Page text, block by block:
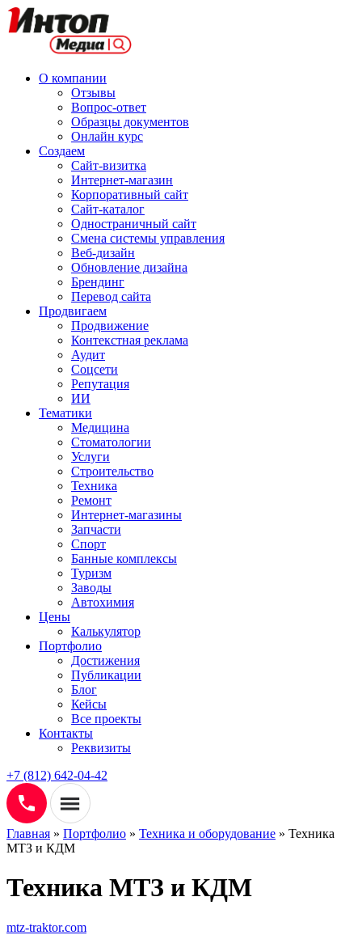
О компании
Отзывы
Вопрос-ответ
Образцы документов
Онлайн курс
Создаем
Сайт-визитка
Интернет-магазин
Корпоративный сайт
Сайт-каталог
Одностраничный сайт
Смена системы управления
Веб-дизайн
Обновление дизайна
Брендинг
Перевод сайта
Продвигаем
Продвижение
Контекстная реклама
Аудит
Соцсети
Репутация
ИИ
Тематики
Медицина
Стоматологии
Услуги
Строительство
Техника
Ремонт
Интернет-магазины
Запчасти
Спорт
Банные комплексы
Туризм
Заводы
Автохимия
Цены
Калькулятор
Портфолио
Достижения
Публикации
Блог
Кейсы
Все проекты
Контакты
Реквизиты
+7 (812) 642-04-42
Главная » Портфолио » Техника и оборудование » Техника
МТЗ и КДМ
Техника МТЗ и КДМ
mtz-traktor.com